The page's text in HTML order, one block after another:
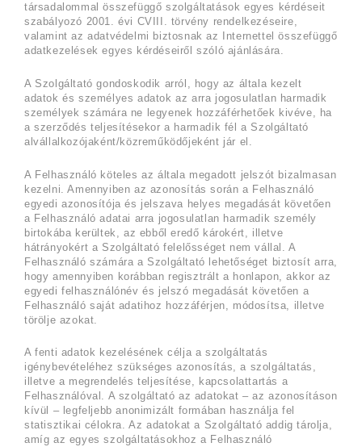
társadalommal összefüggő szolgáltatások egyes kérdéseit
szabályozó 2001. évi CVIII. törvény rendelkezéseire,
valamint az adatvédelmi biztosnak az Internettel összefüggő
adatkezelések egyes kérdéseiről szóló ajánlására.
A Szolgáltató gondoskodik arról, hogy az általa kezelt
adatok és személyes adatok az arra jogosulatlan harmadik
személyek számára ne legyenek hozzáférhetőek kivéve, ha
a szerződés teljesítésekor a harmadik fél a Szolgáltató
alvállalkozójaként/közreműködőjeként jár el.
A Felhasználó köteles az általa megadott jelszót bizalmasan
kezelni. Amennyiben az azonosítás során a Felhasználó
egyedi azonosítója és jelszava helyes megadását követően
a Felhasználó adatai arra jogosulatlan harmadik személy
birtokába kerültek, az ebből eredő károkért, illetve
hátrányokért a Szolgáltató felelősséget nem vállal. A
Felhasználó számára a Szolgáltató lehetőséget biztosít arra,
hogy amennyiben korábban regisztrált a honlapon, akkor az
egyedi felhasználónév és jelszó megadását követően a
Felhasználó saját adatihoz hozzáférjen, módosítsa, illetve
törölje azokat.
A fenti adatok kezelésének célja a szolgáltatás
igénybevételéhez szükséges azonosítás, a szolgáltatás,
illetve a megrendelés teljesítése, kapcsolattartás a
Felhasználóval. A szolgáltató az adatokat – az azonosításon
kívül – legfeljebb anonimizált formában használja fel
statisztikai célokra. Az adatokat a Szolgáltató addig tárolja,
amíg az egyes szolgáltatásokhoz a Felhasználó